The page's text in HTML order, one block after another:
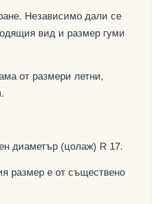
Независимо дали се
вид и размер гуми
от размери летни,
диаметър (цолаж) R 17.
размер е от съществено